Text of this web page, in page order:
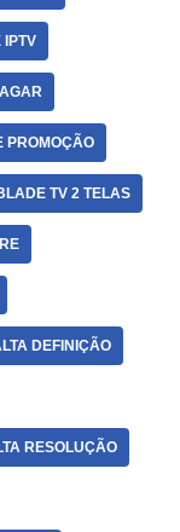
IPTV
PROMOÇÃO
TV 2 TELAS
DEFINIÇÃO
RESOLUÇÃO